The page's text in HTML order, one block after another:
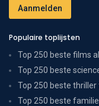
Populaire toplijsten
Top 250 beste films
Top 250 beste
Top 250 beste
Top 250 beste